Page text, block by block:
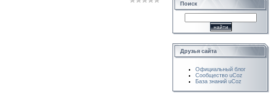
Поиск
Друзья сайта
Официальный блог
Сообщество uCoz
База знаний uCoz